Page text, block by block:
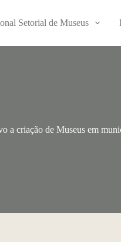
Setorial de Museus
a criação de Museus em